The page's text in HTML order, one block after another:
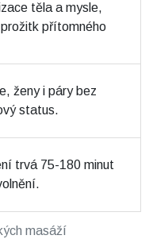
masáží
těla a mysle,
přítomného
ženy i páry bez
status.
trvá 75-180 minut